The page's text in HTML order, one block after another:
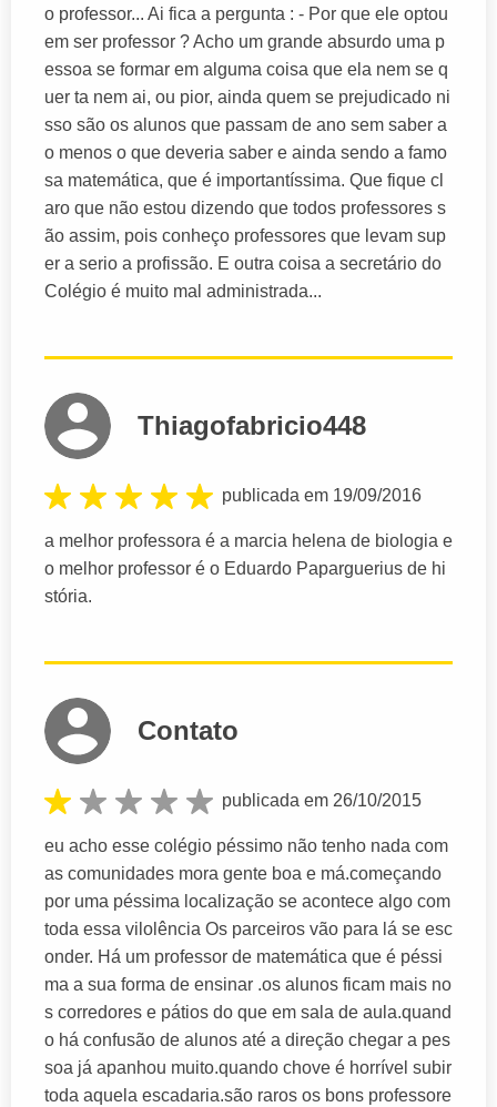
o professor... Ai fica a pergunta : - Por que ele optou
em ser professor ? Acho um grande absurdo uma p
essoa se formar em alguma coisa que ela nem se q
uer ta nem ai, ou pior, ainda quem se prejudicado ni
sso são os alunos que passam de ano sem saber a
o menos o que deveria saber e ainda sendo a famo
sa matemática, que é importantíssima. Que fique cl
aro que não estou dizendo que todos professores s
ão assim, pois conheço professores que levam sup
er a serio a profissão. E outra coisa a secretário do
Colégio é muito mal administrada...
Thiagofabricio448
publicada em 19/09/2016
a melhor professora é a marcia helena de biologia e
o melhor professor é o Eduardo Paparguerius de hi
stória.
Contato
publicada em 26/10/2015
eu acho esse colégio péssimo não tenho nada com
as comunidades mora gente boa e má.começando
por uma péssima localização se acontece algo com
toda essa vilolência Os parceiros vão para lá se esc
onder. Há um professor de matemática que é péssi
ma a sua forma de ensinar .os alunos ficam mais no
s corredores e pátios do que em sala de aula.quand
o há confusão de alunos até a direção chegar a pes
soa já apanhou muito.quando chove é horrível subir
toda aquela escadaria.são raros os bons professore